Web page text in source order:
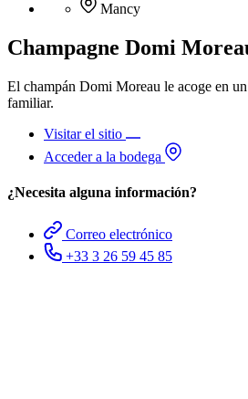
Mancy
Champagne Domi
El champán Domi Moreau le acoge en
familiar.
Visitar el sitio
Acceder a la bodega
¿Necesita alguna información?
Correo electrónico
+33 3 26 59 45 85